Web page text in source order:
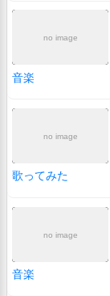
no image
音楽
no image
歌ってみた
no image
音楽